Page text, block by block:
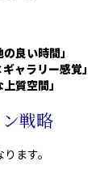
良い時間」
ャラリー感覚」
質空間」
戦略
ます。